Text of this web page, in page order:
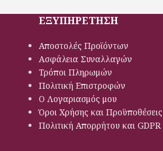
ΕΞΥΠΗΡΕΤΗΣΗ
Αποστολές Προϊόντων
Ασφάλεια Συναλλαγών
Τρόποι Πληρωμών
Πολιτική Eπιστροφών
Ο Λογαριασμός μου
Όροι Χρήσης και Προϋποθέσεις
Πολιτική Απορρήτου και GDPR